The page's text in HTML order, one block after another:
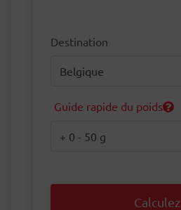
Destination
Guide rapide du poids
Calculez